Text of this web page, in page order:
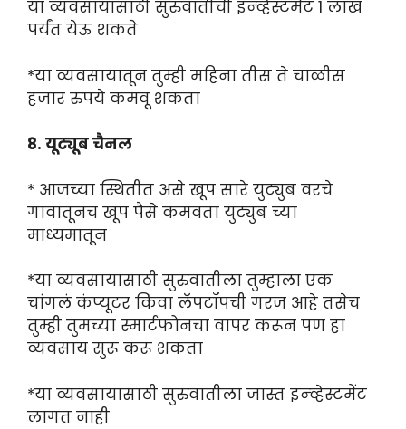
या व्यवसायासाठी सुरुवातीची इन्व्हेस्टमेंट 1 लाख
पर्यंत येऊ शकते
*या व्यवसायातून तुम्ही महिना तीस ते चाळीस
हजार रुपये कमवू शकता
8. यूट्यूब चैनल
* आजच्या स्थितीत असे खूप सारे युट्युब वरचे
गावातूनच खूप पैसे कमवता युट्युब च्या
माध्यमातून
*या व्यवसायासाठी सुरुवातीला तुम्हाला एक
चांगलं कंप्यूटर किंवा लॅपटॉपची गरज आहे तसेच
तुम्ही तुमच्या स्मार्टफोनचा वापर करून पण हा
व्यवसाय सुरू करू शकता
*या व्यवसायासाठी सुरुवातीला जास्त इन्व्हेस्टमेंट
लागत नाही